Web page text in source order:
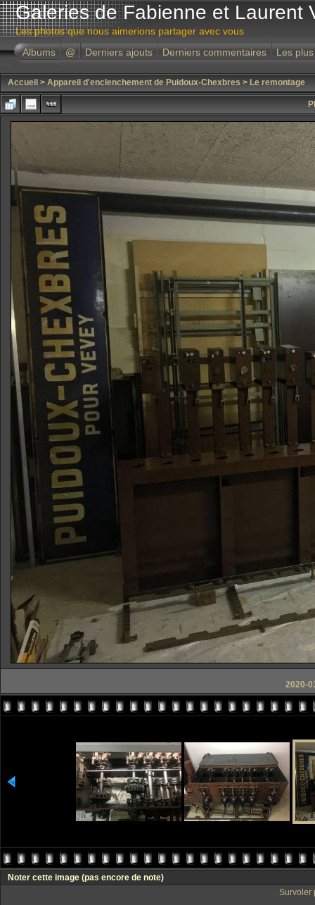
Galeries de Fabienne et Laurent
Les photos que nous aimerions partager avec vous
Albums
@ Derniers ajouts Derniers commentaires Les
Accueil > Appareil d'enclenchement de Puidoux-Chexbres > Le remontage
2020-
Noter cette image (pas encore de note)
Survoler